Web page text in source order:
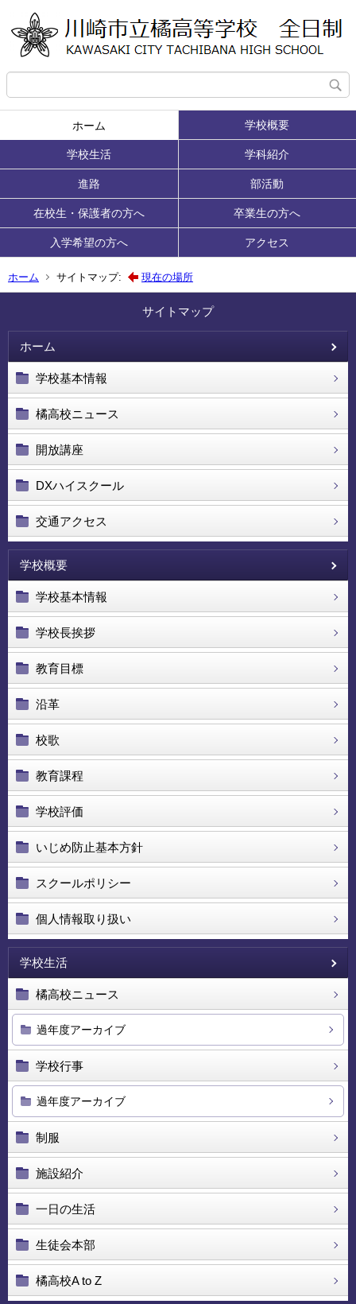
ホーム 学校概要
学校生活 学科紹介
進路 部活動
在校生・保護者の方へ 卒業生の方へ
入学希望の方へ アクセス
ホーム サイトマップ: 現在の場所
サイトマップ
ホーム
学校基本情報
橘高校ニュース
開放講座
DXハイスクール
交通アクセス
学校概要
学校基本情報
学校長挨拶
教育目標
沿革
校歌
教育課程
学校評価
いじめ防止基本方針
スクールポリシー
個人情報取り扱い
学校生活
橘高校ニュース
過年度アーカイブ
学校行事
過年度アーカイブ
制服
施設紹介
一日の生活
生徒会本部
橘高校A to Z